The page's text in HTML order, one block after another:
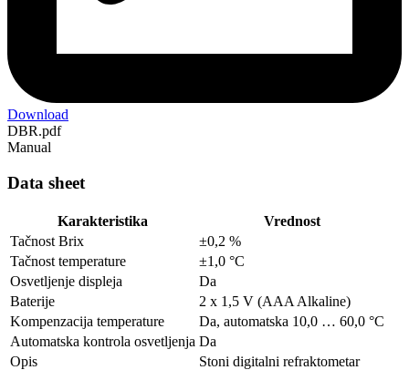
Download
DBR.pdf
Manual
Data sheet
Karakteristika
Vrednost
Tačnost Brix
±0,2 %
Tačnost temperature
±1,0 °C
Osvetljenje displeja
Da
Baterije
2 x 1,5 V (AAA Alkaline)
Kompenzacija temperature
Da, automatska 10,0 … 60,0 °C
Automatska kontrola osvetljenja Da
Opis
Stoni digitalni refraktometar